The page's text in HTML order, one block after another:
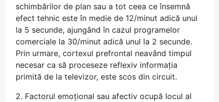
schimbărilor de plan sau a tot ceea ce însemnă
efect tehnic este în medie de 12/minut adică unul
la 5 secunde, ajungând în cazul programelor
comerciale la 30/minut adică unul la 2 secunde.
Prin urmare, cortexul prefrontal neavând timpul
necesar ca să proceseze reflexiv informația
primită de la televizor, este scos din circuit.
2. Factorul emoțional sau afectiv ocupă locul al